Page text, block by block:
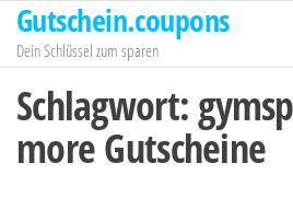
Zum
Inhalt
springen
Gutschein.coupons
Dein Schlüssel zum sparen
Schlagwort:
more Gutscheine